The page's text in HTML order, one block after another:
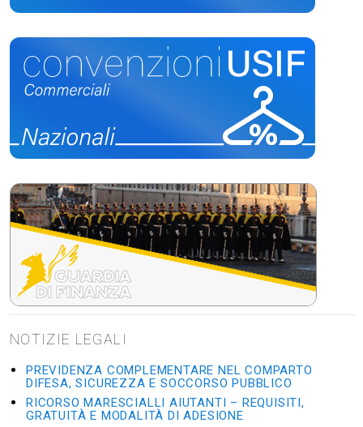
NOTIZIE LEGALI
PREVIDENZA COMPLEMENTARE NEL COMPARTO
DIFESA, SICUREZZA E SOCCORSO PUBBLICO
RICORSO MARESCIALLI AIUTANTI – REQUISITI,
GRATUITÀ E MODALITÀ DI ADESIONE